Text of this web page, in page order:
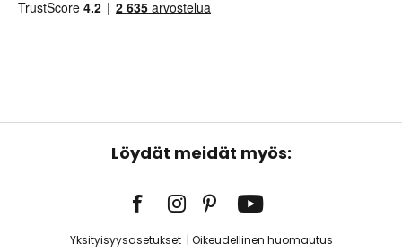
Löydät meidät myös:
Yksityisyysasetukset Oikeudellinen huomautus